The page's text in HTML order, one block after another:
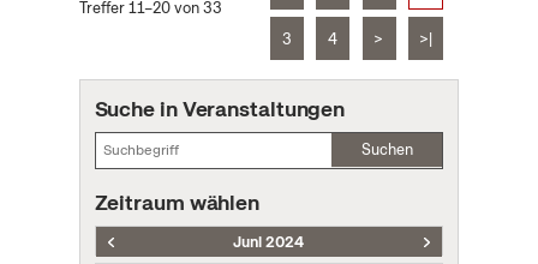
Treffer 11–20 von 33
3 4 > >|
Suche in Veranstaltungen
Suchen
Zeitraum wählen
Juni 2024